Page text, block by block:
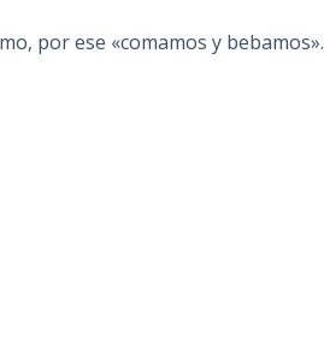
por ese «comamos y bebamos».